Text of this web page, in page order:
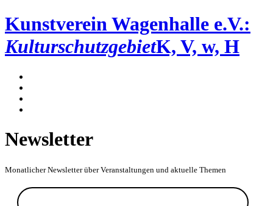
Kunstverein Wagenhalle e.V.:
KulturschutzgebietK, V, w, H
Newsletter
Monatlicher Newsletter über Veranstaltungen und aktuelle Themen